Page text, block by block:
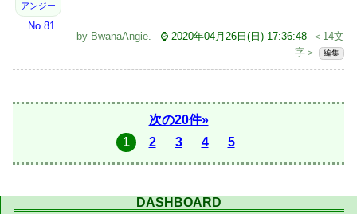
アンジー
No.81
by BwanaAngie. ⌚ 2020年04月26日(日) 17:36:48
＜14文
字＞
編集
次の20件»
1
2 3 4 5
DASHBOARD